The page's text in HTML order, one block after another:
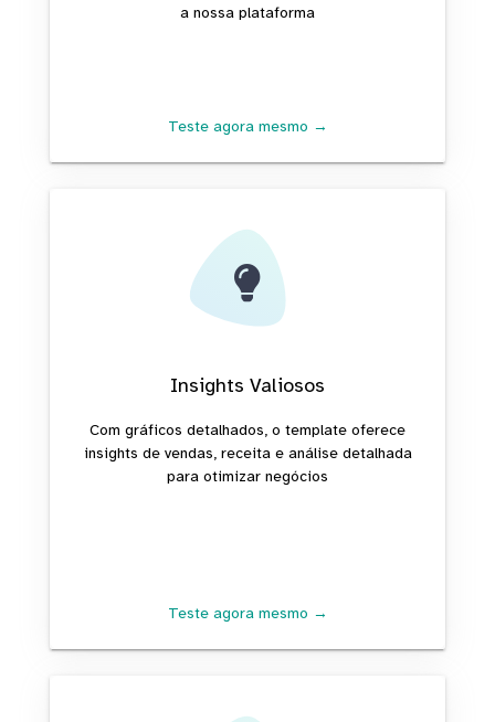
a nossa plataforma
Teste agora mesmo →
Insights Valiosos
Com gráficos detalhados, o template oferece
insights de vendas, receita e análise detalhada
para otimizar negócios
Teste agora mesmo →